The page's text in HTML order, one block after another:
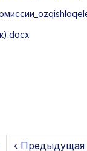
‹ Предыдущая